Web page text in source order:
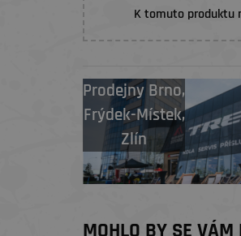
K tomuto produktu
ProdejnyBrno,
Frýdek-Místek,
Zlín